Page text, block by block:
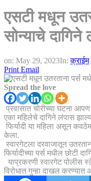
एसटी मधून
सोन्याचे दागिने
on: May 29, 2023In:क्राईम
Print Email
Spread the love
प्रवासात चोरीच्या घटना
एका महिलेचे दागिने लंपास
फिर्यादी या महिला असून
केला.
स्वारगेटला दरवाजातून
फिर्यादीच्या पर्स मधील छोटी
याप्रकरणी स्वारगेट पोलीस
विरोधात गुन्हा दाखल